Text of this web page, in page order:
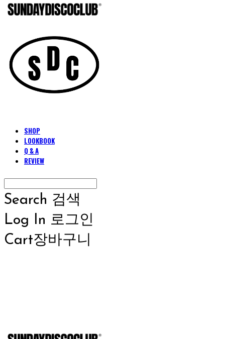
SHOP
LOOKBOOK
Q & A
REVIEW
Search 검색
Log In 로그인
Cart장바구니